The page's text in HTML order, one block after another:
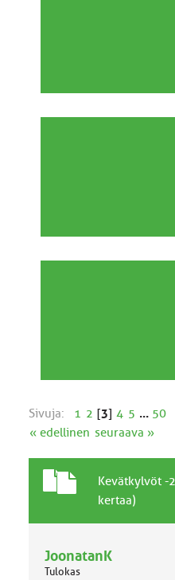
Sivuja: 1 2 [3] 4 5 ... 50
« edellinen seuraava »
a
a
l
A
i
Kevätkylvöt -
kertaa)
JoonatanK
Tulokas